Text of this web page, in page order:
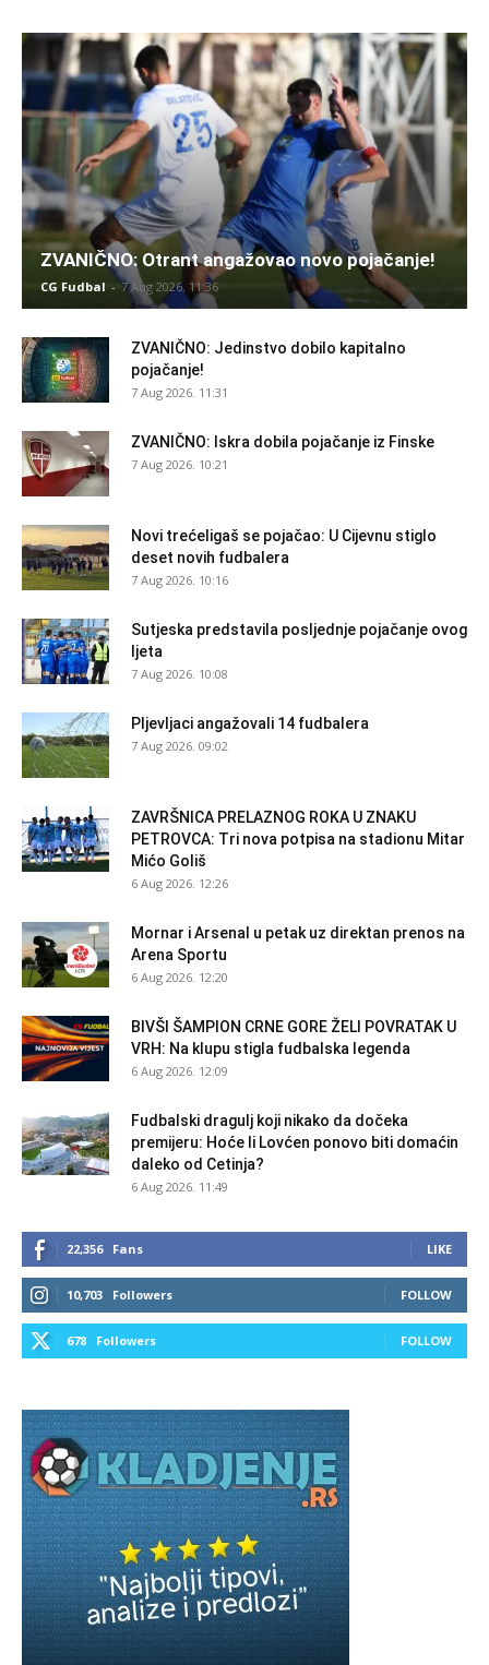
ZVANIČNO: Otrant angažovao novo pojačanje!
CG Fudbal - 7 Aug 2026. 11:36
ZVANIČNO: Jedinstvo dobilo kapitalno
pojačanje!
7 Aug 2026. 11:31
ZVANIČNO: Iskra dobila pojačanje iz Finske
7 Aug 2026. 10:21
Novi trećeligaš se pojačao: U Cijevnu stiglo
deset novih fudbalera
7 Aug 2026. 10:16
Sutjeska predstavila posljednje pojačanje ovog
ljeta
7 Aug 2026. 10:08
Pljevljaci angažovali 14 fudbalera
7 Aug 2026. 09:02
ZAVRŠNICA PRELAZNOG ROKA U ZNAKU
PETROVCA: Tri nova potpisa na stadionu Mitar
Mićo Goliš
6 Aug 2026. 12:26
Mornar i Arsenal u petak uz direktan prenos na
Arena Sportu
6 Aug 2026. 12:20
BIVŠI ŠAMPION CRNE GORE ŽELI POVRATAK U
VRH: Na klupu stigla fudbalska legenda
6 Aug 2026. 12:09
Fudbalski dragulj koji nikako da dočeka
premijeru: Hoće li Lovćen ponovo biti domaćin
daleko od Cetinja?
6 Aug 2026. 11:49
22,356 Fans LIKE
10,703 Followers FOLLOW
678 Followers FOLLOW